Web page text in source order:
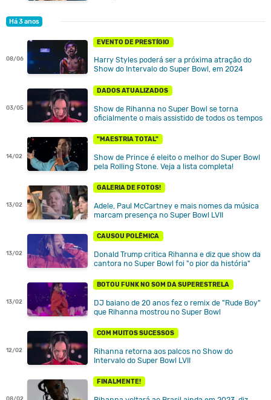
Há 3 anos
08/06
EVENTO DE PRESTÍGIO
Harry Styles poderá ser a próxima atração do
Show do Intervalo do Super Bowl, em 2024
03/05
DADOS ATUALIZADOS
Show de Rihanna no Super Bowl se torna
oficialmente o mais assistido de todos os tempos
14/02
"MAESTRIA TOTAL"
Show de Prince é eleito o melhor do Super Bowl
pela Rolling Stone. Veja a lista completa!
13/02
GALERIA DE FOTOS!
Adele, Paul McCartney e mais nomes da música
marcam presença no Super Bowl LVII
13/02
CAUSOU POLÊMICA
Donald Trump critica Rihanna e diz que show da
cantora no Super Bowl foi "o pior da história"
13/02
BOTOU FUNK NO SOM DA SUPERESTRELA
DJ baiano de 20 anos fez o remix de "Rude Boy"
que Rihanna mostrou no Super Bowl
12/02
COM MUITOS SUCESSOS
Rihanna retorna aos palcos no Show do
Intervalo do Super Bowl LVII
08/02
FINALMENTE!